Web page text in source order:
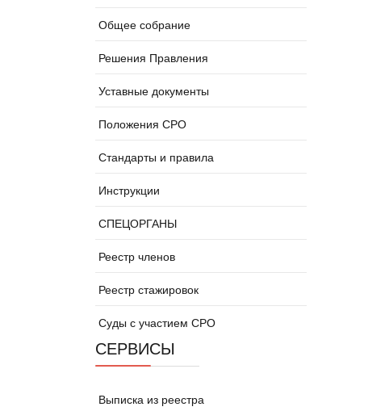
Общее собрание
Решения Правления
Уставные документы
Положения СРО
Стандарты и правила
Инструкции
СПЕЦОРГАНЫ
Реестр членов
Реестр стажировок
Суды с участием СРО
СЕРВИСЫ
Выписка из реестра